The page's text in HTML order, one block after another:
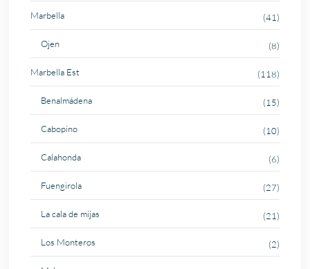
Marbella (41)
Ojen (8)
Marbella Est (118)
Benalmádena (15)
Cabopino (10)
Calahonda (6)
Fuengirola (27)
La cala de mijas (21)
Los Monteros (2)